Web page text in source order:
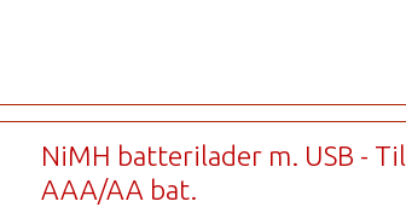
NiMH batterilader m. USB - Til
AAA/AA bat.